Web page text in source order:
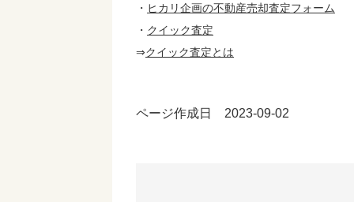
・ ヒカリ企画の不動産売却査定フォーム
・ クイック査定
⇒クイック査定とは
ページ作成日 2023-09-02